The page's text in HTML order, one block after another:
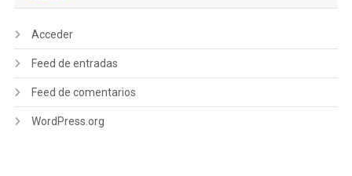
Acceder
Feed de entradas
Feed de comentarios
WordPress.org